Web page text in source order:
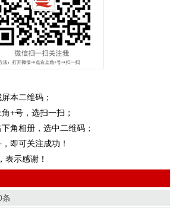
本二维码；
+号，选扫一扫；
角相册，选中二维码；
即可关注成功！
表示感谢！
条